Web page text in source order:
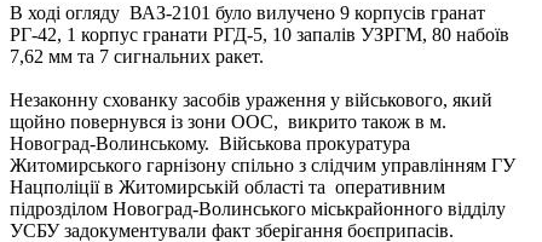
В ході огляду ВАЗ-2101 було вилучено 9 корпусів гранат
РГ-42, 1 корпус гранати РГД-5, 10 запалів УЗРГМ, 80 набоїв
7,62 мм та 7 сигнальних ракет.
Незаконну схованку засобів ураження у військового, який
щойно повернувся із зони ООС, викрито також в м.
Новоград-Волинському. Військова прокуратура
Житомирського гарнізону спільно з слідчим управлінням ГУ
Нацполіції в Житомирській області та оперативним
підрозділом Новоград-Волинського міськрайонного відділу
УСБУ задокументували факт зберігання боєприпасів.